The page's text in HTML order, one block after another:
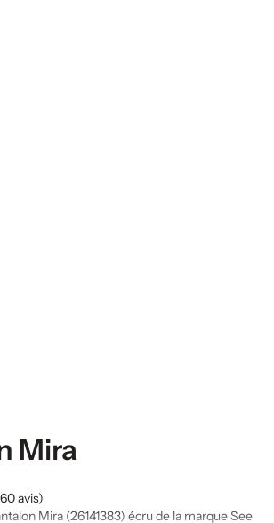
Mira
avis)
Mira (26141383) écru de la marque See